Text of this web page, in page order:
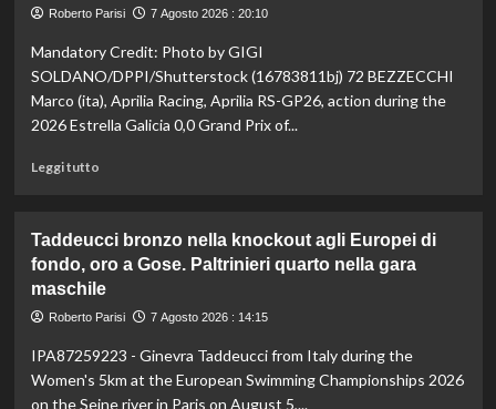
non
la
vetta:
anche
ad
del
mondo
Roberto Parisi 7 Agosto 2026 : 20:10
Mandatory Credit: Photo by GIGI
SOLDANO/DPPI/Shutterstock (16783811bj) 72 BEZZECCHI
Marco (ita), Aprilia Racing, Aprilia RS-GP26, action during the
2026 Estrella Galicia 0,0 Grand Prix of...
Leggi tuttoLeggi
In
Gran
Bretagna
Bezzecchi
in
sella
ed
Taddeucci bronzo nella knockout agli Europei di
fondo, oro a Gose. Paltrinieri quarto nella gara
maschile
Roberto Parisi 7 Agosto 2026 : 14:15
IPA87259223 - Ginevra Taddeucci from Italy during the
Women's 5km at the European Swimming Championships 2026
on the Seine river in Paris on August 5,...